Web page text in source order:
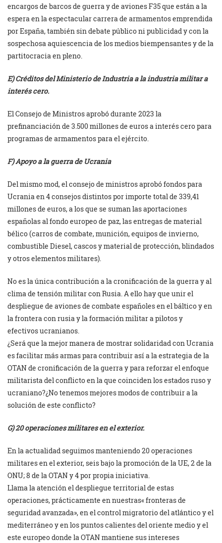
encargos de barcos de guerra y de aviones F35 que están a la
espera en la espectacular carrera de armamentos emprendida
por España, también sin debate público ni publicidad y con la
sospechosa aquiescencia de los medios biempensantes y de la
partitocracia en pleno.
E) Créditos del Ministerio de Industria a la industria militar a
interés cero.
El Consejo de Ministros aprobó durante 2023 la
prefinanciación de 3.500 millones de euros a interés cero para
programas de armamentos para el ejército.
F) Apoyo a la guerra de Ucrania
Del mismo mod, el consejo de ministros aprobó fondos para
Ucrania en 4 consejos distintos por importe total de 339,41
millones de euros, a los que se suman las aportaciones
españolas al fondo europeo de paz, las entregas de material
bélico (carros de combate, munición, equipos de invierno,
combustible Diesel, cascos y material de protección, blindados
y otros elementos militares).
No es la única contribución a la cronificación de la guerra y al
clima de tensión militar con Rusia. A ello hay que unir el
despliegue de aviones de combate españoles en el báltico y en
la frontera con rusia y la formación militar a pilotos y
efectivos ucranianos.
¿Será que la mejor manera de mostrar solidaridad con Ucrania
es facilitar más armas para contribuir así a la estrategia de la
OTAN de cronificación de la guerra y para reforzar el enfoque
militarista del conflicto en la que coinciden los estados ruso y
ucraniano?¿No tenemos mejores modos de contribuir a la
solución de este conflicto?
G) 20 operaciones militares en el exterior.
En la actualidad seguimos manteniendo 20 operaciones
militares en el exterior, seis bajo la promoción de la UE, 2 de la
ONU; 8 de la OTAN y 4 por propia iniciativa.
Llama la atención el despliegue territorial de estas
operaciones, prácticamente en nuestras« fronteras de
seguridad avanzada», en el control migratorio del atlántico y el
mediterráneo y en los puntos calientes del oriente medio y el
este europeo donde la OTAN mantiene sus intereses